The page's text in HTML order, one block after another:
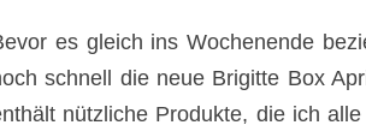
es gleich ins Wochenende
schnell die neue Brigitte Box
nützliche Produkte, die ich